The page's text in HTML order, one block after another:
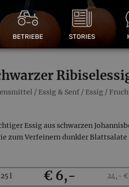
BETRIEBE STORIES
/ Essig & Senf / Essig /
Essig aus schwarzen
zum Verfeinern dunkler Blattsalate
l € 6,- 24,-